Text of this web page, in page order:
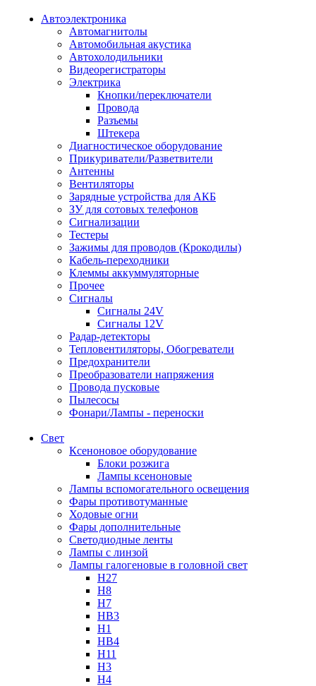
Автоэлектроника
Автомагнитолы
Автомобильная акустика
Автохолодильники
Видеорегистраторы
Электрика
Кнопки/переключатели
Провода
Разъемы
Штекера
Диагностическое оборудование
Прикуриватели/Разветвители
Антенны
Вентиляторы
Зарядные устройства для АКБ
ЗУ для сотовых телефонов
Сигнализации
Тестеры
Зажимы для проводов (Крокодилы)
Кабель-переходники
Клеммы аккуммуляторные
Прочее
Сигналы
Сигналы 24V
Сигналы 12V
Радар-детекторы
Тепловентиляторы, Обогреватели
Предохранители
Преобразователи напряжения
Провода пусковые
Пылесосы
Фонари/Лампы - переноски
Свет
Ксеноновое оборудование
Блоки розжига
Лампы ксеноновые
Лампы вспомогательного освещения
Фары противотуманные
Ходовые огни
Фары дополнительные
Светодиодные ленты
Лампы с линзой
Лампы галогеновые в головной свет
H27
H8
H7
HB3
H1
HB4
H11
H3
H4